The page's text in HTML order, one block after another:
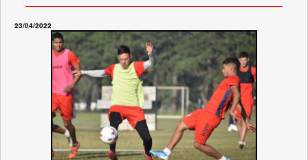
23/04/2022